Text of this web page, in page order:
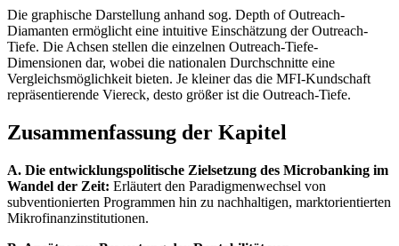
Die graphische Darstellung anhand sog. Depth of Outreach-
Diamanten ermöglicht eine intuitive Einschätzung der Outreach-
Tiefe. Die Achsen stellen die einzelnen Outreach-Tiefe-
Dimensionen dar, wobei die nationalen Durchschnitte eine
Vergleichsmöglichkeit bieten. Je kleiner das die MFI-Kundschaft
repräsentierende Viereck, desto größer ist die Outreach-Tiefe.
Zusammenfassung der Kapitel
A. Die entwicklungspolitische Zielsetzung des Microbanking im
Wandel der Zeit: Erläutert den Paradigmenwechsel von
subventionierten Programmen hin zu nachhaltigen, marktorientierten
Mikrofinanzinstitutionen.